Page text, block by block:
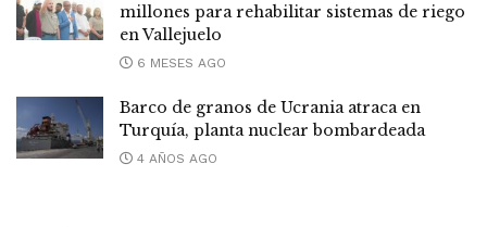
millones para rehabilitar sistemas de riego
en Vallejuelo
6 MESES AGO
Barco de granos de Ucrania atraca en
Turquía, planta nuclear bombardeada
4 AÑOS AGO